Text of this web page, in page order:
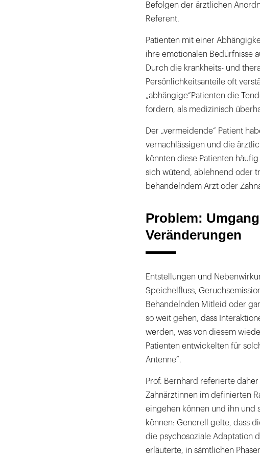
Befolgen der ärztlichen
Referent.
Patienten mit einer
ihre emotionalen Bedürfnisse
Durch die krankheits- und
Persönlichkeitsanteile oft
„abhängige“Patienten die
fordern, als medizinisch
Der „vermeidende“ Patient
vernachlässigen und die
könnten diese Patienten
sich wütend, ablehnend oder
behandelndem Arzt oder
Problem:
Veränderungen
Entstellungen und
Speichelfluss,
Behandelnden Mitleid oder
so weit gehen, dass
werden, was von diesem
Patienten entwickelten für
Antenne“.
Prof. Bernhard referierte
Zahnärztinnen im definierten
eingehen können und ihn und
können: Generell gelte, dass
die psychosoziale Adaptation
erläuterte, in sämtlichen